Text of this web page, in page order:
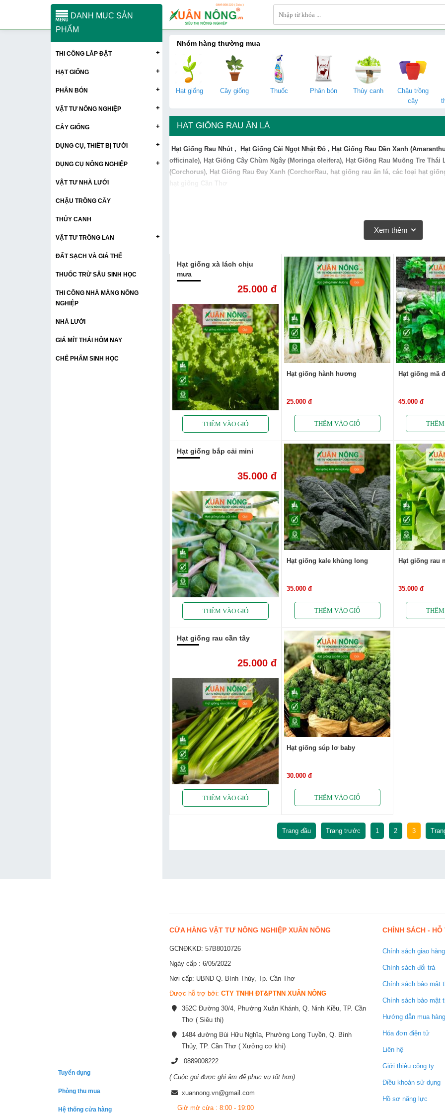
Nhóm hàng thường mua
Hạt giống Cây giống Thuốc Phân bón Thủy canh
Chậu trồng
cây
HẠT GIỐNG RAU ĂN LÁ
Hạt Giống Rau Nhút , Hạt Giống Cải Ngọt Nhật Đỏ , Hạt Giống Rau Dền Xanh
officinale), Hạt Giống Cây Chùm Ngây (Moringa oleifera), Hạt Giống Rau Muống Tre Thái
(Corchorus), Hạt Giống Rau Đay Xanh (CorchorRau, hạt giống rau ăn lá, các loại hạt
hạt giống Cần Thơ
Xem thêm
Hạt giống xà lách chịu
mưa
25.000 đ
Hạt giống hành hương
25.000 đ
Hạt giống mã
45.000 đ
Hạt giống bắp cải mini
35.000 đ
Hạt giống kale khủng long
35.000 đ
Hạt giống rau
35.000 đ
Hạt giống rau cần tây
25.000 đ
Hạt giống súp lơ baby
30.000 đ
Trang đầu Trang trước 1 2 3
DANH MỤC SẢN
PHẨM
THI CÔNG LẮP ĐẶT +
HẠT GIỐNG +
PHÂN BÓN +
VẬT TƯ NÔNG NGHIỆP +
CÂY GIỐNG +
DỤNG CỤ, THIẾT BỊ TƯỚI +
DỤNG CỤ NÔNG NGHIỆP +
VẬT TƯ NHÀ LƯỚI
CHẬU TRỒNG CÂY
THỦY CANH
VẬT TƯ TRỒNG LAN +
ĐẤT SẠCH VÀ GIÁ THỂ
THUỐC TRỪ SÂU SINH HỌC
THI CÔNG NHÀ MÀNG NÔNG
NGHIỆP
NHÀ LƯỚI
GIÁ MÍT THÁI HÔM NAY
CHẾ PHẨM SINH HỌC
Tuyển dụng
Phòng thu mua
Hệ thống cửa hàng
CỬA HÀNG VẬT TƯ NÔNG NGHIỆP XUÂN NÔNG
GCNĐKKD: 57B8010726
Ngày cấp : 6/05/2022
Nơi cấp: UBND Q. Bình Thủy, Tp. Cần Thơ
Được hỗ trợ bởi: CTY TNHH ĐT&PTNN XUÂN NÔNG
352C Đường 30/4, Phường Xuân Khánh, Q. Ninh Kiều, TP. Cần
Thơ ( Siêu thị)
1484 đường Bùi Hữu Nghĩa, Phường Long Tuyền, Q. Bình
Thủy, TP. Cần Thơ ( Xưởng cơ khí)
0889008222
( Cuộc gọi được ghi âm để phục vụ tốt hơn)
xuannong.vn@gmail.com
Giờ mở cửa : 8:00 - 19:00
CHÍNH SÁCH - HỖ
Chính sách giao hàng
Chính sách đổi trả
Chính sách bảo mật
Chính sách bảo mật
Hướng dẫn mua hàng
Hóa đơn điện tử
Liên hệ
Giới thiệu công ty
Điều khoản sử dụng
Hồ sơ năng lực